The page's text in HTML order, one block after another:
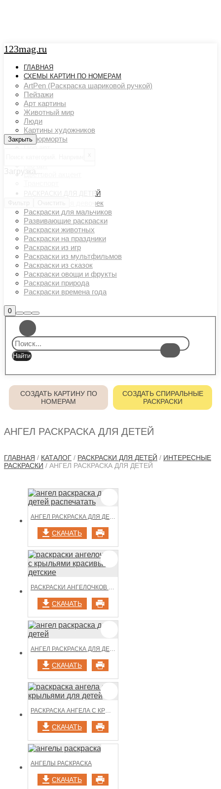
123mag.ru
ГЛАВНАЯ
СХЕМЫ КАРТИН ПО НОМЕРАМ
ArtPen (Раскраска шариковой ручкой)
Пейзажи
Арт картины
Животный мир
Люди
Картины художников
Натюрморты
Цветовой акцент
РАСКРАСКИ ДЛЯ ДЕТЕЙ
Раскраски для девочек
Раскраски для мальчиков
Развивающие раскраски
Раскраски животных
Раскраски на праздники
Раскраски из игр
Раскраски из мультфильмов
Раскраски из сказок
Раскраски овощи и фрукты
Раскраски природа
Раскраски времена года
0Боковая
панель
магазина
Найти
Больше
информации
Главное
меню
СОЗДАТЬ КАРТИНУ ПО
НОМЕРАМ
СОЗДАТЬ СПИРАЛЬНЫЕ
РАСКРАСКИ
АНГЕЛ РАСКРАСКА ДЛЯ ДЕТЕЙ
ГЛАВНАЯ / КАТАЛОГ / РАСКРАСКИ ДЛЯ ДЕТЕЙ / ИНТЕРЕСНЫЕ
РАСКРАСКИ / АНГЕЛ РАСКРАСКА ДЛЯ ДЕТЕЙ
АНГЕЛ РАСКРАСКА ДЛЯ ДЕТЕЙ РАСПЕЧАТАТЬ
СКАЧАТЬ
РАСКРАСКИ АНГЕЛОЧКОВ С КРЫЛЬЯМИ КРАСИВЫЕ ДЕТСКИЕ
СКАЧАТЬ
АНГЕЛ РАСКРАСКА ДЛЯ ДЕТЕЙ
СКАЧАТЬ
РАСКРАСКА АНГЕЛА С КРЫЛЬЯМИ ДЛЯ ДЕТЕЙ
СКАЧАТЬ
АНГЕЛЫ РАСКРАСКА
СКАЧАТЬ
Закрыть
Закрыть
Загрузка...